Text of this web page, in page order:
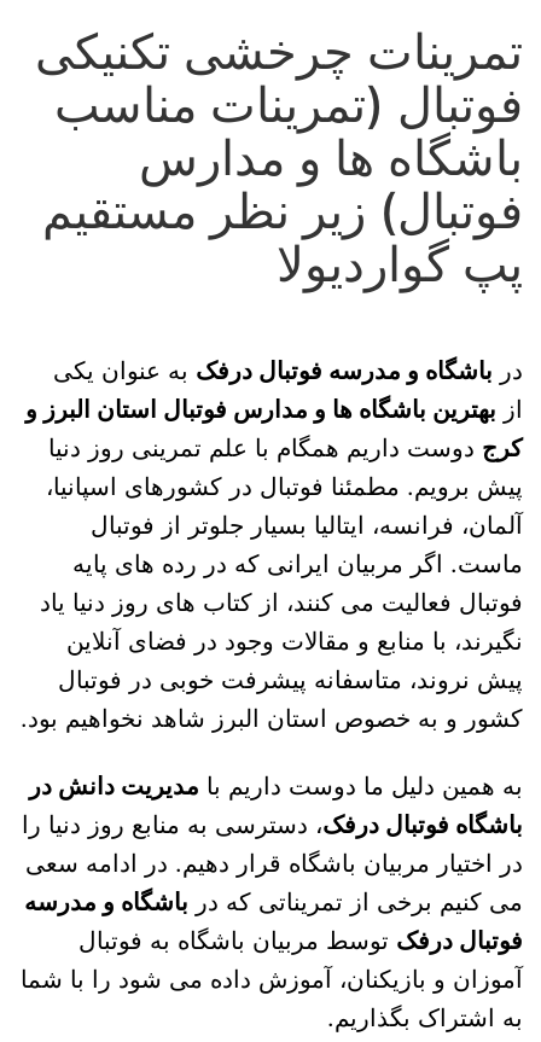
تمرینات چرخشی تکنیکی
فوتبال (تمرینات مناسب
باشگاه ها و مدارس
فوتبال) زیر نظر مستقیم
پپ گواردیولا
در باشگاه و مدرسه فوتبال درفک به عنوان یکی
از بهترین باشگاه ها و مدارس فوتبال استان البرز و
کرج دوست داریم همگام با علم تمرینی روز دنیا
پیش برویم. مطمئنا فوتبال در کشورهای اسپانیا،
آلمان، فرانسه، ایتالیا بسیار جلوتر از فوتبال
ماست. اگر مربیان ایرانی که در رده های پایه
فوتبال فعالیت می کنند، از کتاب های روز دنیا یاد
نگیرند، با منابع و مقالات وجود در فضای آنلاین
پیش نروند، متاسفانه پیشرفت خوبی در فوتبال
کشور و به خصوص استان البرز شاهد نخواهیم بود.
به همین دلیل ما دوست داریم با مدیریت دانش در
باشگاه فوتبال درفک، دسترسی به منابع روز دنیا را
در اختیار مربیان باشگاه قرار دهیم. در ادامه سعی
می کنیم برخی از تمریناتی که در باشگاه و مدرسه
فوتبال درفک توسط مربیان باشگاه به فوتبال
آموزان و بازیکنان، آموزش داده می شود را با شما
به اشتراک بگذاریم.